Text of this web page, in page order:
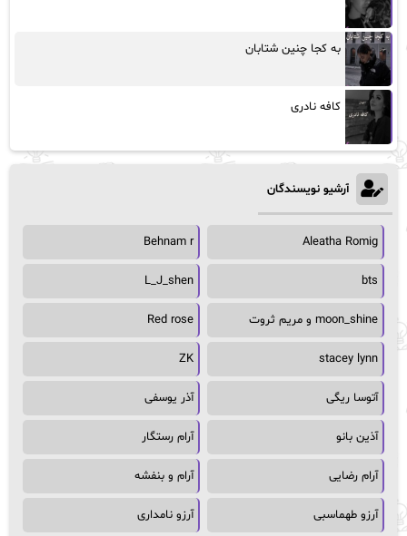
به کجا چنین شتابان
کافه نادری
آرشیو نویسندگان
Aleatha Romig
Behnam r
bts
L_J_shen
moon_shine و مریم ثروت Red rose
stacey lynn
ZK
آتوسا ریگی آذر یوسفی
آذین بانو آرام رستگار
آرام رضایی آرام و بنفشه
آرزو طهماسبی آرزو نامداری